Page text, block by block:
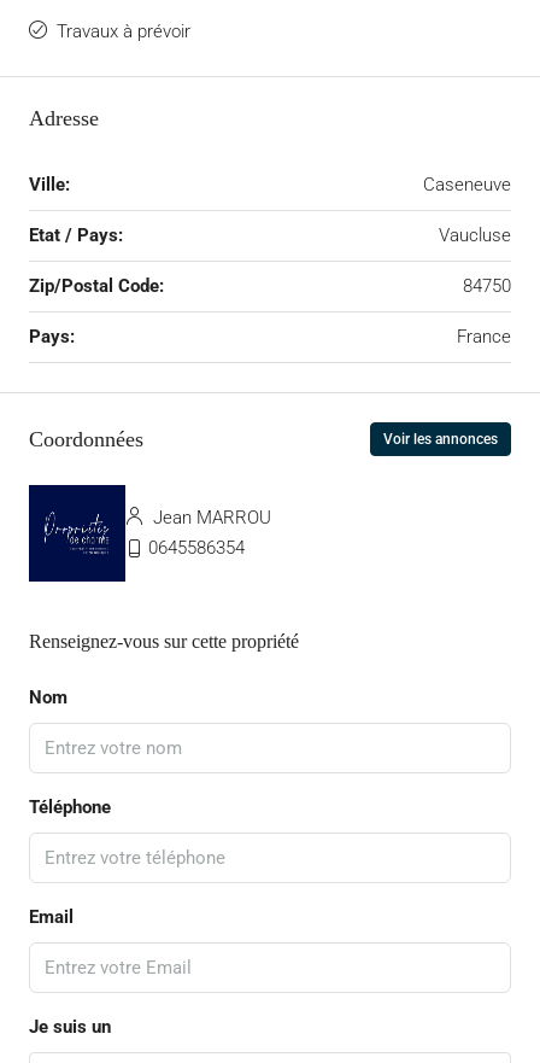
Travaux à prévoir
Adresse
Ville: Caseneuve
Etat / Pays: Vaucluse
Zip/Postal Code: 84750
Pays: France
Coordonnées Voir les annonces
Jean MARROU
0645586354
Renseignez-vous sur cette propriété
Nom
Téléphone
Email
Je suis un